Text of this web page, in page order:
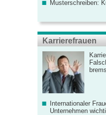
Musterschreiben:
Karrierefrauen
Internationaler
Unternehmen